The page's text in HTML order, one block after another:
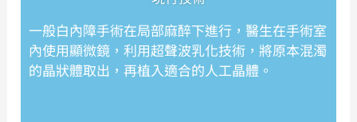
一般白內障手術在局部麻醉下進行，醫生在手術室
內使用顯微鏡，利用超聲波乳化技術，將原本混濁
的晶狀體取出，再植入適合的人工晶體。